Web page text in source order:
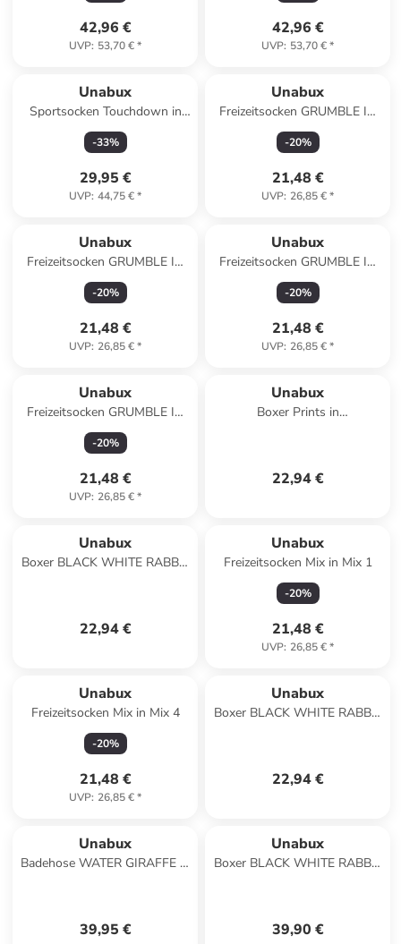
42,96 €
UVP: 53,70 €*
42,96 €
UVP: 53,70 €*
Unabux
Sportsocken Touchdown in
weiß/FELINE
-33%
29,95 €
UVP: 44,75 €*
Unabux
Freizeitsocken GRUMBLE IN
THE JUNGLE in hellgrün
-20%
21,48 €
UVP: 26,85 €*
Unabux
Freizeitsocken GRUMBLE IN
THE JUNGLE in braun
-20%
21,48 €
UVP: 26,85 €*
Unabux
Freizeitsocken GRUMBLE IN
THE JUNGLE in Black
-20%
21,48 €
UVP: 26,85 €*
Unabux
Freizeitsocken GRUMBLE IN
THE JUNGLE in Schwarz
-20%
21,48 €
UVP: 26,85 €*
Unabux
Boxer Prints in
22,94 €
Unabux
Boxer BLACK WHITE RABBIT
22,94 €
Unabux
Freizeitsocken Mix in Mix 1
-20%
21,48 €
UVP: 26,85 €*
Unabux
Freizeitsocken Mix in Mix 4
-20%
21,48 €
UVP: 26,85 €*
Unabux
Boxer BLACK WHITE RABBIT
22,94 €
Unabux
Badehose WATER GIRAFFE in
39,95 €
Unabux
Boxer BLACK WHITE RABBIT
39,90 €